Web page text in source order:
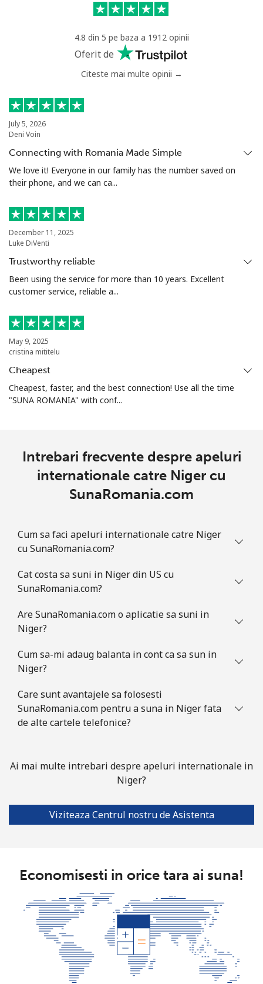
29 min pentru ⁦$10⁩
18 min pentru ⁦$10⁩
Mobil
Nigeria
Telefon
⁦21.5¢⁩
All
⁦205.9¢⁩ 4 min pentru ⁦$10⁩
Norfolk Island
country
North Korea
Norway
Mobil ⁦1.6¢⁩
4.8 din 5 pe baza a 1912 opinii
Oferit de
Citeste mai multe opinii →
July 5, 2026
Deni Voin
Connecting with Romania Made Simple
We love it! Everyone in our family has the number saved on
their phone, and we can ca...
December 11, 2025
Luke DiVenti
Trustworthy reliable
Been using the service for more than 10 years. Excellent
customer service, reliable a...
May 9, 2025
cristina mititelu
Cheapest
Cheapest, faster, and the best connection! Use all the time
"SUNA ROMANIA" with conf...
Intrebari frecvente despre apeluri
internationale catre Niger cu
SunaRomania.com
Cum sa faci apeluri internationale catre Niger
cu SunaRomania.com?
Cat costa sa suni in Niger din US cu
SunaRomania.com?
Are SunaRomania.com o aplicatie sa suni in
Niger?
Cum sa-mi adaug balanta in cont ca sa sun in
Niger?
Care sunt avantajele sa folosesti
SunaRomania.com pentru a suna in Niger fata
de alte cartele telefonice?
Ai mai multe intrebari despre apeluri internationale in
Niger?
Viziteaza Centrul nostru de Asistenta
Economisesti in orice tara ai suna!